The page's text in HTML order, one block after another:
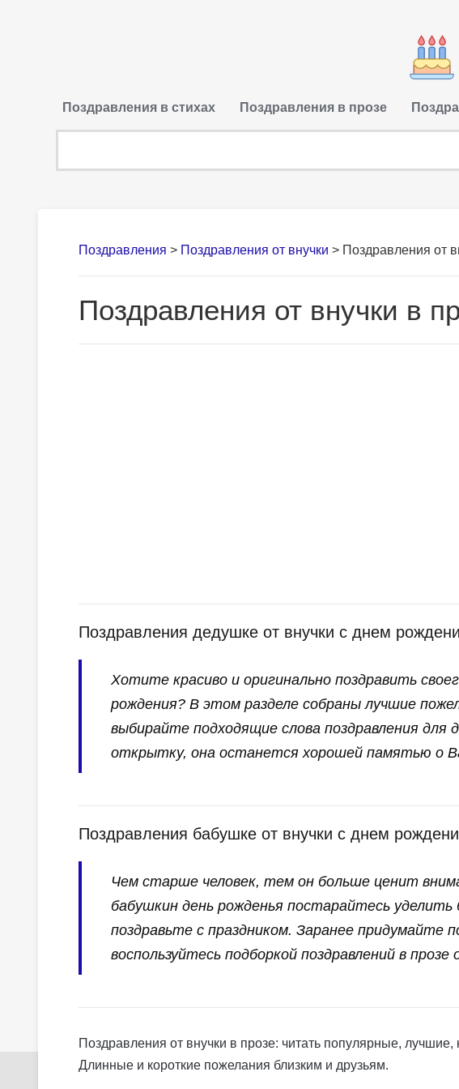
Поздравления в стихах Поздравления в прозе
Поздравления > Поздравления от внучки > Поздравления от
Поздравления от внучки в
Поздравления дедушке от внучки с днем
Хотите красиво и оригинально поздравить
рождения? В этом разделе собраны лучшие
выбирайте подходящие слова поздравления
открытку, она останется хорошей памятью о
Поздравления бабушке от внучки с днем
Чем старше человек, тем он больше ценит
бабушкин день рожденья постарайтесь
поздравьте с праздником. Заранее придумайте
воспользуйтесь подборкой поздравлений в
Поздравления от внучки в прозе: читать популярные,
Длинные и короткие пожелания близким и друзьям.